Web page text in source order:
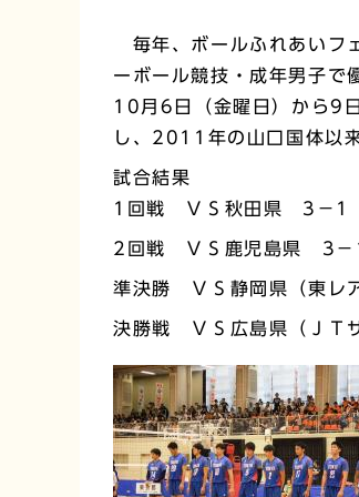
毎年、ボールふれあいフ
ーボール競技・成年男子で
10月6日（金曜日）から9
し、2011年の山口国体以
試合結果
1回戦 ＶＳ秋田県 3－
2回戦 ＶＳ鹿児島県 3
準決勝 ＶＳ静岡県（東
決勝戦 ＶＳ広島県（Ｊ